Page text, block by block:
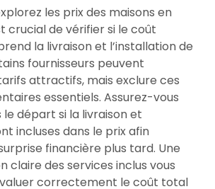
les prix des maisons en
crucial de vérifier si le coût
la livraison et l’installation de
fournisseurs peuvent
attractifs, mais exclure ces
essentiels. Assurez-vous
départ si la livraison et
incluses dans le prix afin
financière plus tard. Une
claire des services inclus vous
correctement le coût total